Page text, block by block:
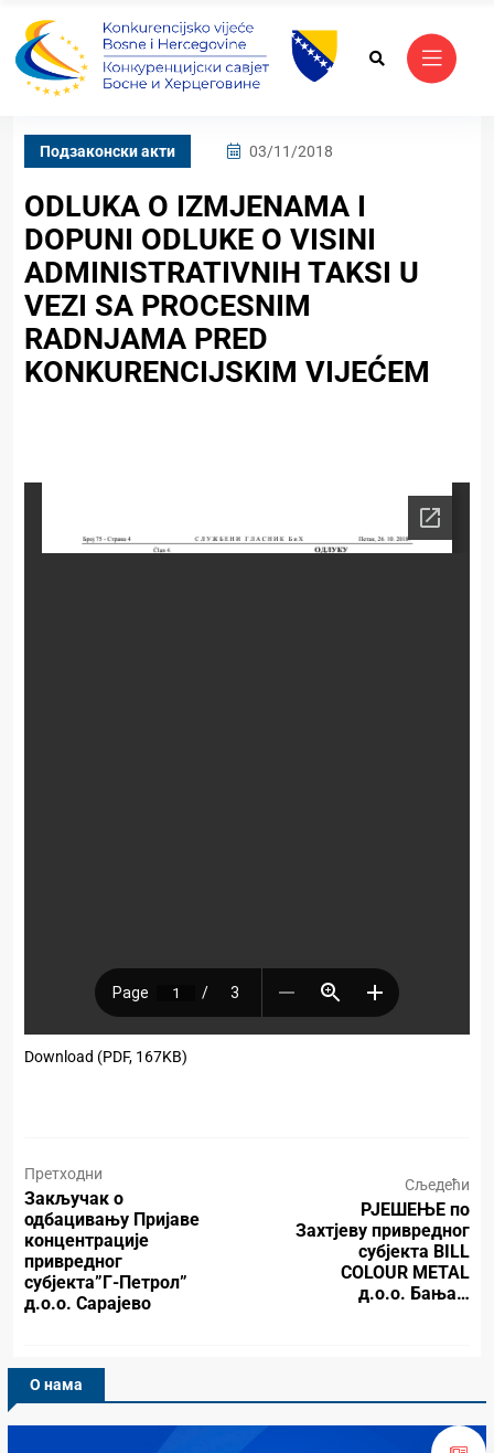
Подзаконски акти 03/11/2018
ODLUKA O IZMJENAMA I
DOPUNI ODLUKE O VISINI
ADMINISTRATIVNIH TAKSI U
VEZI SA PROCESNIM
RADNJAMA PRED
KONKURENCIJSKIM VIJEĆEM
Download (PDF, 167KB)
Претходни
Закључак о
одбацивању Пријаве
концентрације
привредног
субјекта”Г-Петрол”
д.о.о. Сарајево
Сљедећи
РЈЕШЕЊЕ по
Захтјеву привредног
субјекта BILL
COLOUR METAL
д.о.о. Бања…
О нама